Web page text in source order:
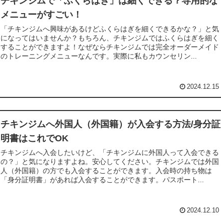
メニューがすごい！
「チキンジムへ興味があるけどふくらはぎを細くできるかな？」と気
になってはいませんか？もちろん、チキンジムではふくらはぎを細く
することができますよ！なぜならチキンジムでは完全オーダーメイド
のトレーニングメニューなんです。実際に私もカウンセリン...
2024.12.15
チキンジムへ外国人（外国籍）が入会する方法/身分証
明書はこれでOK
チキンジムへ入会したいけど、「チキンジムに外国人って入会できる
の？」と気になりますよね。安心してください。チキンジムでは外国
人（外国籍）の方でも入会することができます。入会時の持ち物は
「身分証明書」があれば入会することができます。パスポート...
2024.12.10